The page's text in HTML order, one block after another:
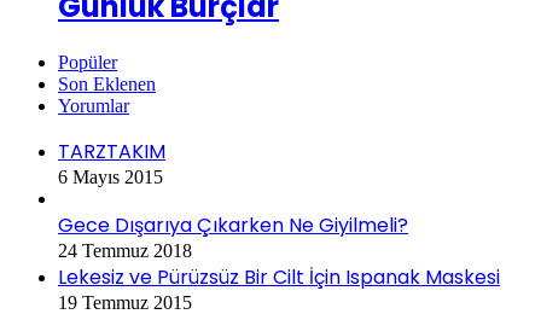
Popüler
Son Eklenen
Yorumlar
TARZTAKIM
6 Mayıs 2015
Gece Dışarıya Çıkarken Ne Giyilmeli?
24 Temmuz 2018
Lekesiz ve Pürüzsüz Bir Cilt İçin Ispanak Maskesi
19 Temmuz 2015